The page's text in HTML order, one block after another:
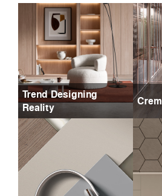
Trend Designing
Reality